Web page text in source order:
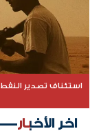
استئناف تصدير
اخر الأخبار